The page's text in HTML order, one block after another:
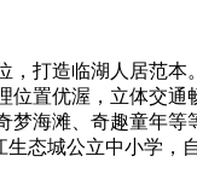
打造临湖人居范本。
置优渥，立体交通
滩、奇趣童年等
城公立中小学，